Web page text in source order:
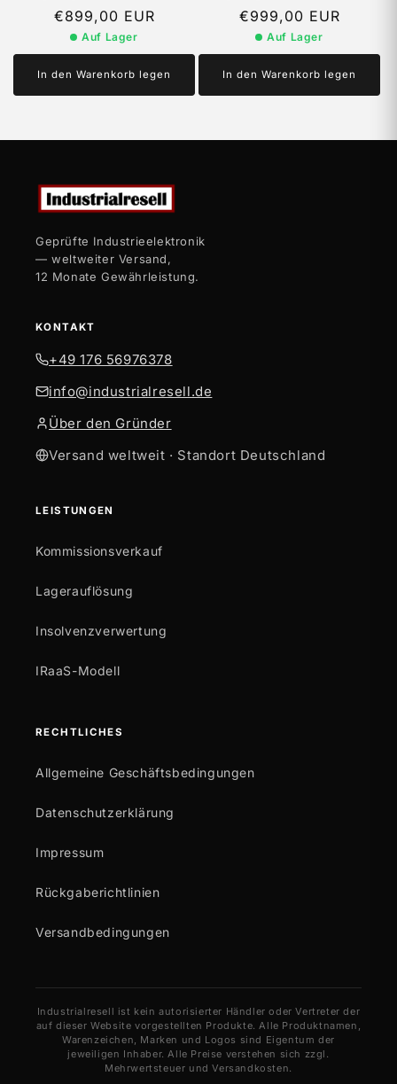
Normaler
Preis
€899,00 EUR
Auf Lager
In den Warenkorb legen
Normaler
Preis
€999,00 EUR
Auf Lager
In den Warenkorb legen
Geprüfte Industrieelektronik
— weltweiter Versand,
12 Monate Gewährleistung.
KONTAKT
+49 176 56976378
info@industrialresell.de
Über den Gründer
Versand weltweit · Standort Deutschland
LEISTUNGEN
Kommissionsverkauf
Lagerauflösung
Insolvenzverwertung
IRaaS-Modell
RECHTLICHES
Allgemeine Geschäftsbedingungen
Datenschutzerklärung
Impressum
Rückgaberichtlinien
Versandbedingungen
Industrialresell ist kein autorisierter Händler oder Vertreter der
auf dieser Website vorgestellten Produkte. Alle Produktnamen,
Warenzeichen, Marken und Logos sind Eigentum der
jeweiligen Inhaber. Alle Preise verstehen sich zzgl.
Mehrwertsteuer und Versandkosten.